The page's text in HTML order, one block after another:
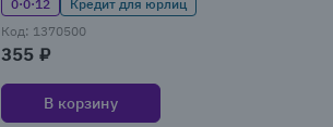
0·0·12
Кредит для юрлиц
Код: 1370500
355 ₽
В корзину